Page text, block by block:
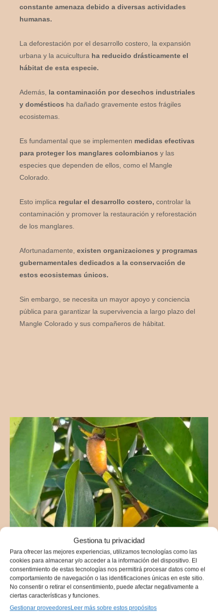
Gestiona tu privacidad
Para ofrecer las mejores experiencias, utilizamos tecnologías como las
cookies para almacenar y/o acceder a la información del dispositivo. El
consentimiento de estas tecnologías nos permitirá procesar datos como el
comportamiento de navegación o las identificaciones únicas en este sitio.
No consentir o retirar el consentimiento, puede afectar negativamente a
ciertas características y funciones.
Gestionar proveedoresLeer más sobre estos propósitos
constante amenaza debido a diversas actividades
humanas.
La deforestación por el desarrollo costero, la expansión
urbana y la acuicultura ha reducido drásticamente el
hábitat de esta especie.
Además, la contaminación por desechos industriales
y domésticos ha dañado gravemente estos frágiles
ecosistemas.
Es fundamental que se implementen medidas efectivas
para proteger los manglares colombianos y las
especies que dependen de ellos, como el Mangle
Colorado.
Esto implica regular el desarrollo costero, controlar la
contaminación y promover la restauración y reforestación
de los manglares.
Afortunadamente, existen organizaciones y programas
gubernamentales dedicados a la conservación de
estos ecosistemas únicos.
Sin embargo, se necesita un mayor apoyo y conciencia
pública para garantizar la supervivencia a largo plazo del
Mangle Colorado y sus compañeros de hábitat.